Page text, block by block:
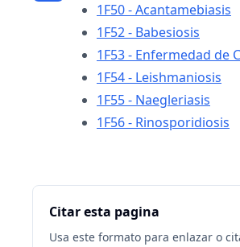
1F50 - Acantamebiasis
1F52 - Babesiosis
1F53 - Enfermedad de
1F54 - Leishmaniosis
1F55 - Naegleriasis
1F56 - Rinosporidiosis
Citar esta pagina
Usa este formato para enlazar o